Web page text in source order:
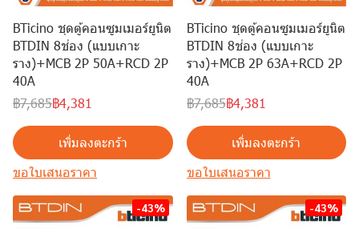
BTicino ชุดตู้คอนซูมเมอร์ยูนิต
BTDIN 8ช่อง (แบบเกาะ
ราง)+MCB 2P 50A+RCD 2P
40A
฿7,685฿4,381
เพิ่มลงตะกร้า
ขอใบเสนอราคา
BTicino ชุดตู้คอนซูมเมอร์ยูนิต
BTDIN 8ช่อง (แบบเกาะ
ราง)+MCB 2P 63A+RCD 2P
40A
฿7,685฿4,381
เพิ่มลงตะกร้า
ขอใบเสนอราคา
-43% -43%